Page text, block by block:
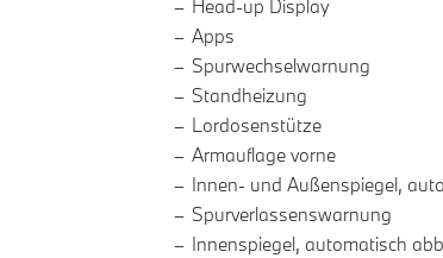
Head-up Display
Apps
Spurwechselwarnung
Standheizung
Lordosenstütze
Armauflage vorne
Innen- und Außenspiegel,
Spurverlassenswarnung
Innenspiegel, automatisch